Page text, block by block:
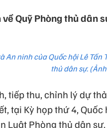
Quỹ Phòng thủ dân
An ninh của Quốc hội Lê
thủ dân sự.
tiếp thu, chỉnh lý dự
tại Kỳ họp thứ 4,
Luật Phòng thủ dân